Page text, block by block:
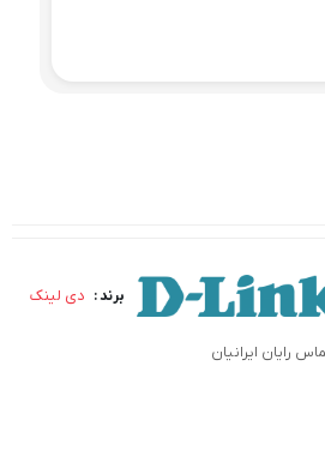
برند : دی لینک